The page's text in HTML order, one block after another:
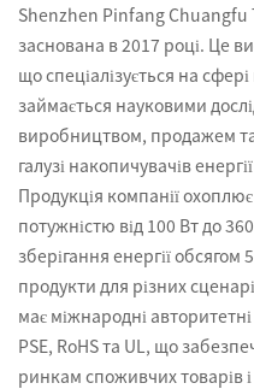
Послуги
Завантажити
Новини
Зв’язатися з нами
Shenzhen Pinfang Chuangfu
заснована в 2017 році. Це
що спеціалізується на
займається науковими
виробництвом, продажем
галузі накопичувачів
Продукція компанії
потужністю від 100 Вт до
зберігання енергії
продукти для різних
має міжнародні авторитетні
PSE, RoHS та UL, що
ринкам споживчих товарів